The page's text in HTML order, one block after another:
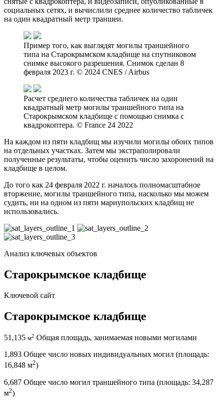
социальных сетях, и вычислили среднее количество табличек
на один квадратный метр траншеи.
Пример того, как выглядят могилы траншейного
типа на Старокрымском кладбище на спутниковом
снимке высокого разрешения. Снимок сделан 8
февраля 2023 г. © 2024 CNES / Airbus
Расчет среднего количества табличек на один
квадратный метр могилы траншейного типа на
Старокрымском кладбище с помощью снимка с
квадрокоптера. © France 24 2022
На каждом из пяти кладбищ мы изучили могилы обоих типов
на отдельных участках. Затем мы экстраполировали
полученные результаты, чтобы оценить число захоронений на
кладбище в целом.
До того как 24 февраля 2022 г. началось полномасштабное
вторжение, могилы траншейного типа, насколько мы можем
судить, ни на одном из пяти мариупольских кладбищ не
использовались.
Анализ ключевых объектов
Старокрымское кладбище
Ключевой сайт
Старокрымское кладбище
51,135 м2 Общая площадь, занимаемая новыми могилами
1,893 Общее число новых индивидуальных могил (площадь:
16,848 м2)
6,687 Общее число могил траншейного типа (площадь: 34,287
м2)